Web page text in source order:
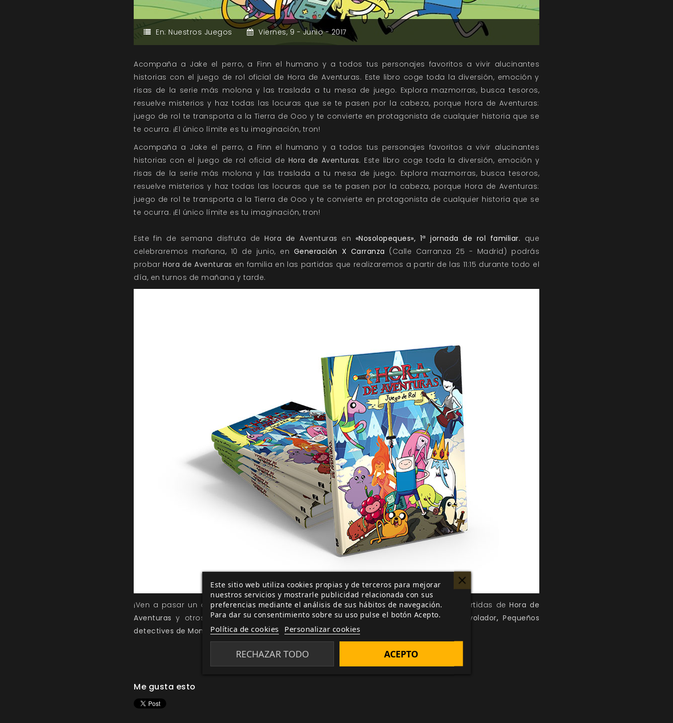
En: Nuestros Juegos Viernes, 9 -Junio -2017
Acompaña a Jake el perro, a Finn el humano y a todos tus personajes favoritos a vivir alucinantes
historias con el juego de rol oficial de Hora de Aventuras. Este libro coge toda la diversión, emoción y
risas de la serie más molona y las traslada a tu mesa de juego. Explora mazmorras, busca tesoros,
resuelve misterios y haz todas las locuras que se te pasen por la cabeza, porque Hora de Aventuras:
juego de rol te transporta a la Tierra de Ooo y te convierte en protagonista de cualquier historia que se
te ocurra. ¡El único límite es tu imaginación, tron!
Acompaña a Jake el perro, a Finn el humano y a todos tus personajes favoritos a vivir alucinantes
historias con el juego de rol oficial de Hora de Aventuras. Este libro coge toda la diversión, emoción y
risas de la serie más molona y las traslada a tu mesa de juego. Explora mazmorras, busca tesoros,
resuelve misterios y haz todas las locuras que se te pasen por la cabeza, porque Hora de Aventuras:
juego de rol te transporta a la Tierra de Ooo y te convierte en protagonista de cualquier historia que se
te ocurra. ¡El único límite es tu imaginación, tron!
Este fin de semana disfruta deHora de Aventuras en «Nosolopeques», 1ª jornada de rol familiar. que
celebraremos mañana, 10 de junio, en Generación X Carranza (Calle Carranza 25 - Madrid) podrás
probarHora de Aventuras en familia en las partidas que realizaremos a partir de las 11:15 durante todo el
día, en turnos de mañana y tarde.
¡Ven a pasar un día increíble interpretando a los habitantes de Ooo! Tendremos partidas deHora de
Aventuras y otros juegos infantiles y familiares como Do, peregrinos del templo volador,Pequeños
detectives de MonstruosoLa Torre de Rudesindus.¡No te lo pierdas colega!
Me gusta esto
Este sitio web utiliza cookies propias y de terceros para mejorar
nuestros servicios y mostrarle publicidad relacionada con sus
preferencias mediante el análisis de sus hábitos de navegación.
Para dar su consentimiento sobre su uso pulse el botón Acepto.
Política de cookies Personalizar cookies
RECHAZAR TODO ACEPTO